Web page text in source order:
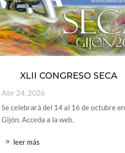
XLII CONGRESO SECA
Abr 24, 2026
Se celebrará del 14 al 16 de octubre en
Gijón. Acceda a la web.
leer más